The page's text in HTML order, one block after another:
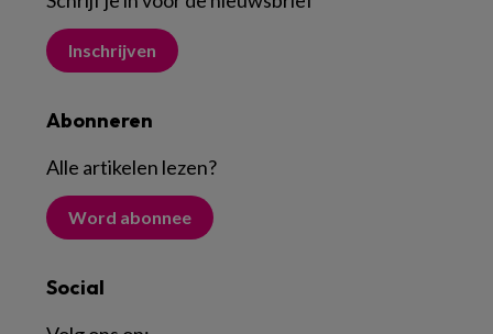
Inschrijven
Abonneren
Alle artikelen lezen?
Word abonnee
Social